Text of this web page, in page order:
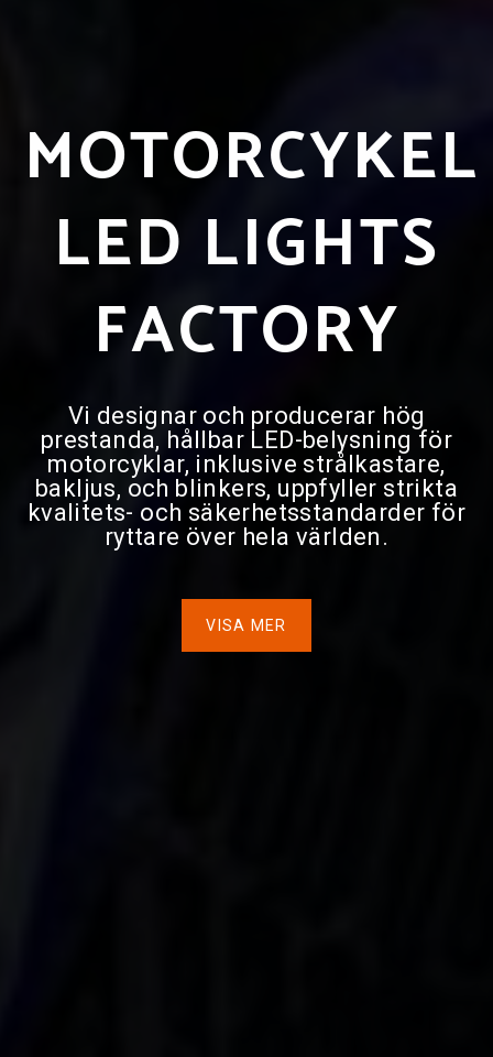
MOTORCYKEL
LED LIGHTS
FACTORY
Vi designar och producerar hög
prestanda, hållbar LED-belysning för
motorcyklar, inklusive strålkastare,
bakljus, och blinkers, uppfyller strikta
kvalitets- och säkerhetsstandarder för
ryttare över hela världen.
VISA MER